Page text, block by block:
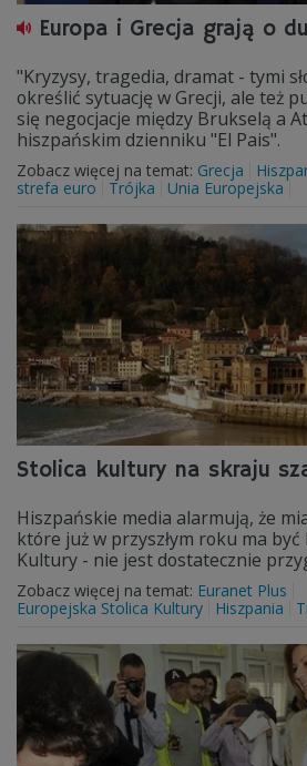
Europa i Grecja grają o
"Kryzysy, tragedia, dramat - tymi
określić sytuację w Grecji, ale też
się negocjacje między Brukselą a
hiszpańskim dzienniku "El Pais".
Zobacz więcej na temat: Grecja
strefa euro
Trójka Unia Europejska
Stolica kultury na skraju
Hiszpańskie media alarmują, że
które już w przyszłym roku ma
Kultury - nie jest dostatecznie
Zobacz więcej na temat: Euranet Plus
Europejska Stolica Kultury
Hiszpania